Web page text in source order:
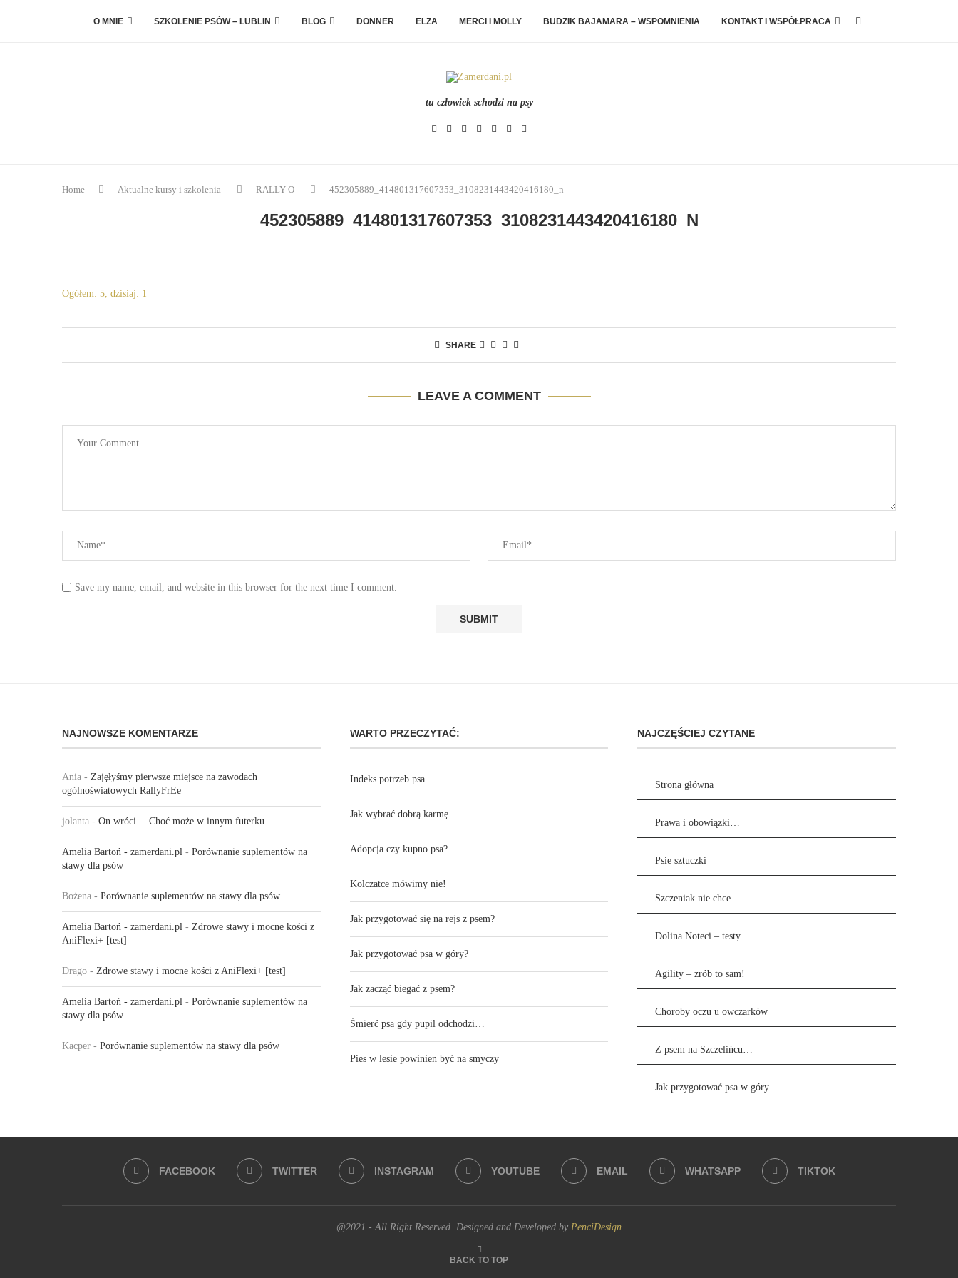
O MNIE SZKOLENIE PSÓW – LUBLIN BLOG DONNER ELZA MERCI I MOLLY BUDZIK BAJAMARA – WSPOMNIENIA KONTAKT I WSPÓŁPRACA
tu człowiek schodzi na psy
Home Aktualne kursy i szkolenia RALLY-O 452305889_414801317607353_3108231443420416180_n
452305889_414801317607353_3108231443420416180_N
Ogółem: 5, dzisiaj: 1
SHARE
LEAVE A COMMENT
Save my name, email, and website in this browser for the next time I comment.
NAJNOWSZE KOMENTARZE
Ania - Zajęłyśmy pierwsze miejsce na zawodach
ogólnoświatowych RallyFrEe
jolanta - On wróci… Choć może w innym futerku…
Amelia Bartoń - zamerdani.pl - Porównanie suplementów na
stawy dla psów
Bożena - Porównanie suplementów na stawy dla psów
Amelia Bartoń - zamerdani.pl - Zdrowe stawy i mocne kości z
AniFlexi+ [test]
Drago - Zdrowe stawy i mocne kości z AniFlexi+ [test]
Amelia Bartoń - zamerdani.pl - Porównanie suplementów na
stawy dla psów
Kacper - Porównanie suplementów na stawy dla psów
WARTO PRZECZYTAĆ:
Indeks potrzeb psa
Jak wybrać dobrą karmę
Adopcja czy kupno psa?
Kolczatce mówimy nie!
Jak przygotować się na rejs z psem?
Jak przygotować psa w góry?
Jak zacząć biegać z psem?
Śmierć psa gdy pupil odchodzi…
Pies w lesie powinien być na smyczy
NAJCZĘŚCIEJ CZYTANE
Strona główna
Prawa i obowiązki…
Psie sztuczki
Szczeniak nie chce…
Dolina Noteci – testy
Agility – zrób to sam!
Choroby oczu u owczarków
Z psem na Szczelińcu…
Jak przygotować psa w góry
FACEBOOK TWITTER INSTAGRAM YOUTUBE EMAIL WHATSAPP TIKTOK
@2021 - All Right Reserved. Designed and Developed by PenciDesign
BACK TO TOP